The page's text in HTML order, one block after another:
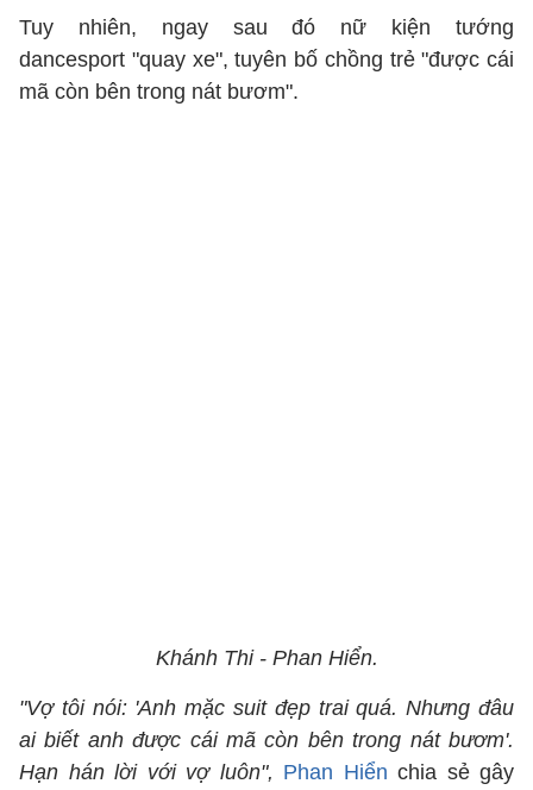
Tuy nhiên, ngay sau đó nữ kiện tướng
dancesport "quay xe", tuyên bố chồng trẻ "được cái
mã còn bên trong nát bươm".
Khánh Thi - Phan Hiển.
"Vợ tôi nói: 'Anh mặc suit đẹp trai quá. Nhưng đâu
ai biết anh được cái mã còn bên trong nát bươm'.
Hạn hán lời với vợ luôn", Phan Hiển chia sẻ gây